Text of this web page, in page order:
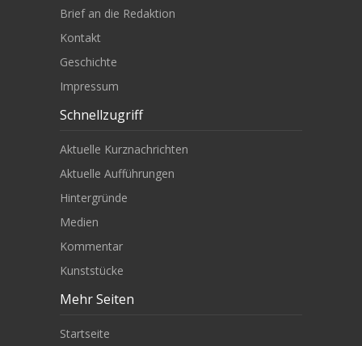
Brief an die Redaktion
Kontakt
Geschichte
Impressum
Schnellzugriff
Aktuelle Kurznachrichten
Aktuelle Aufführungen
Hintergründe
Medien
Kommentar
Kunststücke
Mehr Seiten
Startseite